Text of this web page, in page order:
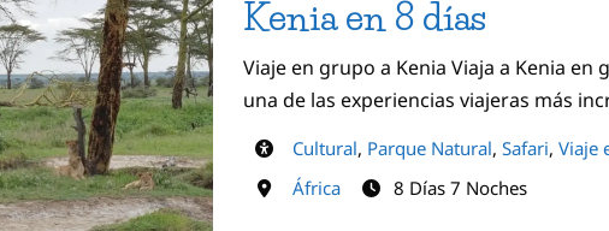
Kenia en 8 días
Viaje en grupo a Kenia Viaja a Kenia en
una de las experiencias viajeras más
Cultural, Parque Natural, Safari, Viaje
África
8 Días 7 Noches